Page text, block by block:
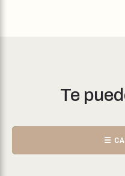
Te
☰